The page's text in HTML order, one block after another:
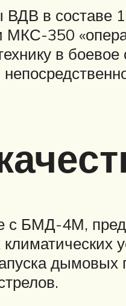
ВДВ в
350
в боевое
с БМД-4М,
дымовых